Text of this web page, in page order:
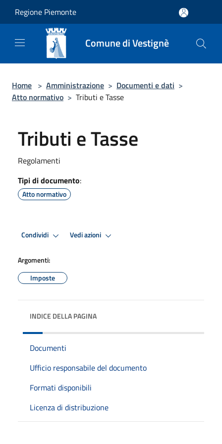
Regione Piemonte
Comune di Vestignè
Home > Amministrazione > Documenti e dati >
Atto normativo > Tributi e Tasse
Tributi e Tasse
Regolamenti
Tipi di documento:
Atto normativo
Condividi Vedi azioni
Argomenti:
Imposte
INDICE DELLA PAGINA
Documenti
Ufficio responsabile del documento
Formati disponibili
Licenza di distribuzione